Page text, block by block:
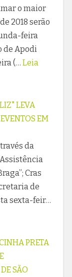
o maior
2018 serão
feira
de Apodi
(… Leia
LEVA
EM
da
Cras
de
sexta-feir…
PRETA
SÃO